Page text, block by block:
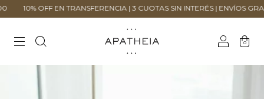
OFF EN TRANSFERENCIA | 3 CUOTAS SIN INTERÉS | ENVÍOS GRATIS +
0